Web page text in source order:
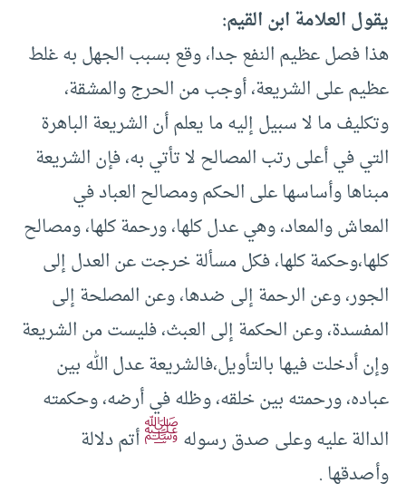
يقول العلامة ابن القيم:
هذا فصل عظيم النفع جدا، وقع بسبب الجهل به غلط
عظيم على الشريعة، أوجب من الحرج والمشقة،
وتكليف ما لا سبيل إليه ما يعلم أن الشريعة الباهرة
التي في أعلى رتب المصالح لا تأتي به، فإن الشريعة
مبناها وأساسها على الحكم ومصالح العباد في
المعاش والمعاد، وهي عدل كلها، ورحمة كلها، ومصالح
كلها،وحكمة كلها، فكل مسألة خرجت عن العدل إلى
الجور، وعن الرحمة إلى ضدها، وعن المصلحة إلى
المفسدة، وعن الحكمة إلى العبث، فليست من الشريعة
وإن أدخلت فيها بالتأويل،فالشريعة عدل الله بين
عباده، ورحمته بين خلقه، وظله في أرضه، وحكمته
الدالة عليه وعلى صدق رسولهﷺأتم دلالة
وأصدقها .